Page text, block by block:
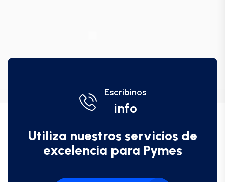
Escribinos
info
Utiliza nuestros servicios de
excelencia para Pymes